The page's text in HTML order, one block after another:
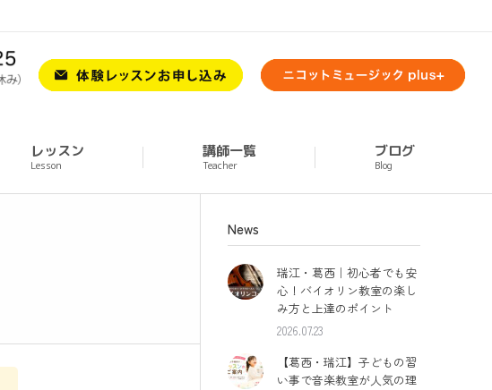
レッスン
Lesson
講師一覧
Teacher
ブログ
Blog
News
瑞江・葛西｜初心者でも安
心！バイオリン教室の楽し
み方と上達のポイント
2026.07.23
【葛西・瑞江】子どもの習
い事で音楽教室が人気の理